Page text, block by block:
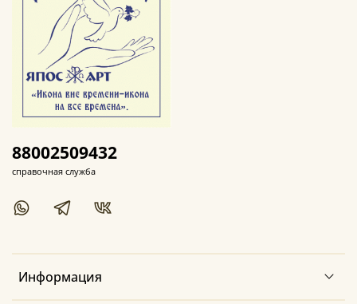
Информация
88002509432
справочная служба